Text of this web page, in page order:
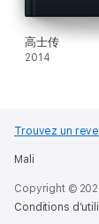
高士传
2014
Trouvez un
Mali
Copyright ©
Conditions